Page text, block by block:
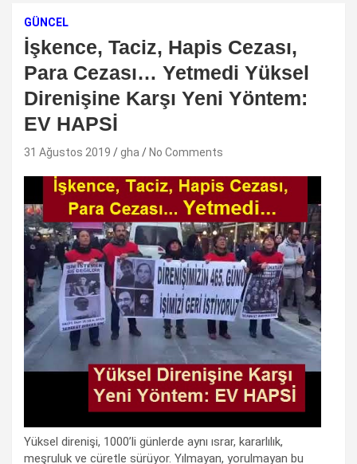
GÜNCEL
İşkence, Taciz, Hapis Cezası,
Para Cezası… Yetmedi Yüksel
Direnişine Karşı Yeni Yöntem:
EV HAPSİ
31 Ağustos 2019 gha No Comments
Yüksel direnişi, 1000’li günlerde aynı ısrar, kararlılık,
meşruluk ve cüretle sürüyor. Yılmayan, yorulmayan bu